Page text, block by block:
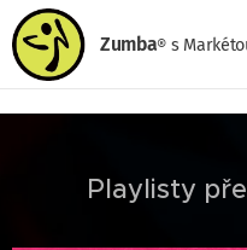
Zumba® s
Playlisty